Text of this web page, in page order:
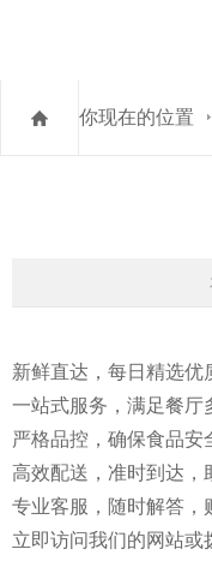
你现在的位置
新鲜直达，每日精选优
一站式服务，满足餐厅
严格品控，确保食品安
高效配送，准时到达，
专业客服，随时解答，
立即访问我们的网站或